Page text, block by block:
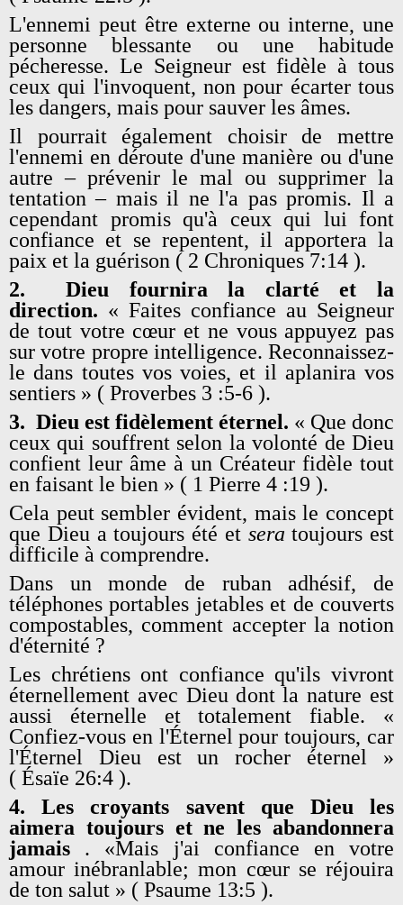
L'ennemi peut être externe ou interne, une
personne blessante ou une habitude
pécheresse. Le Seigneur est fidèle à tous
ceux qui l'invoquent, non pour écarter tous
les dangers, mais pour sauver les âmes.
Il pourrait également choisir de mettre
l'ennemi en déroute d'une manière ou d'une
autre – prévenir le mal ou supprimer la
tentation – mais il ne l'a pas promis. Il a
cependant promis qu'à ceux qui lui font
confiance et se repentent, il apportera la
paix et la guérison ( 2 Chroniques 7:14 ).
2.Dieu fournira la clarté et la
direction. « Faites confiance au Seigneur
de tout votre cœur et ne vous appuyez pas
sur votre propre intelligence. Reconnaissez-
le dans toutes vos voies, et il aplanira vos
sentiers » ( Proverbes 3 :5-6 ).
3. Dieu est fidèlement éternel. « Que donc
ceux qui souffrent selon la volonté de Dieu
confient leur âme à un Créateur fidèle tout
en faisant le bien » ( 1 Pierre 4 :19 ).
Cela peut sembler évident, mais le concept
que Dieu a toujours été et sera toujours est
difficile à comprendre.
Dans un monde de ruban adhésif, de
téléphones portables jetables et de couverts
compostables, comment accepter la notion
d'éternité ?
Les chrétiens ont confiance qu'ils vivront
éternellement avec Dieu dont la nature est
aussi éternelle et totalement fiable. «
Confiez-vous en l'Éternel pour toujours, car
l'Éternel Dieu est un rocher éternel »
( Ésaïe 26:4 ).
4. Les croyants savent que Dieu les
aimera toujours et ne les abandonnera
jamais . «Mais j'ai confiance en votre
amour inébranlable; mon cœur se réjouira
de ton salut » ( Psaume 13:5 ).